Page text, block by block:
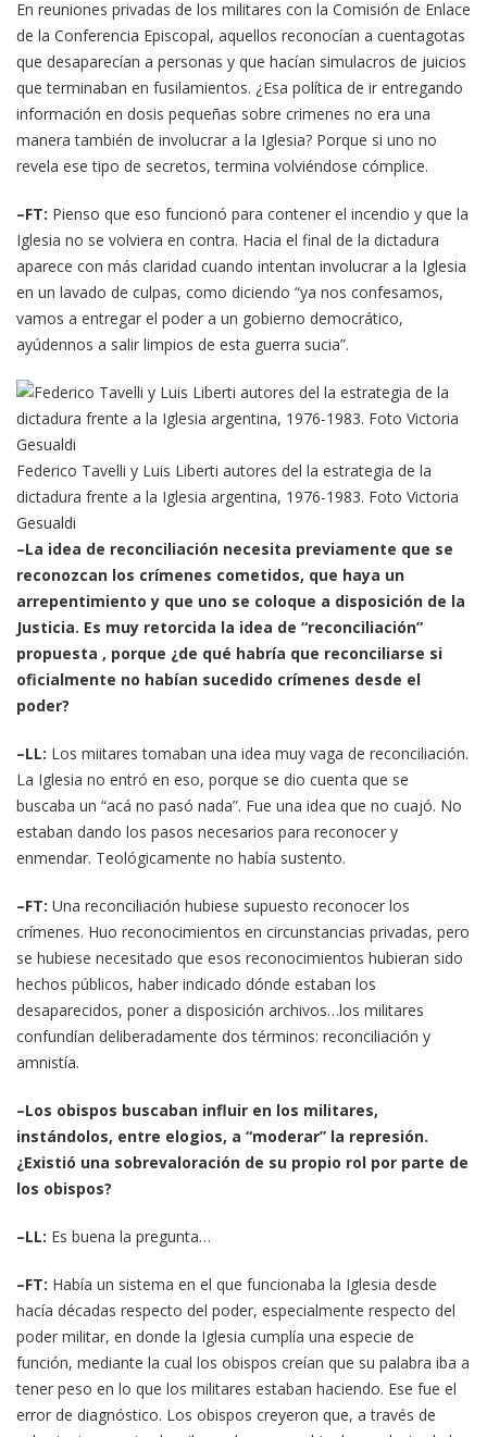
En reuniones privadas de los militares con la Comisión de Enlace
de la Conferencia Episcopal, aquellos reconocían a cuentagotas
que desaparecían a personas y que hacían simulacros de juicios
que terminaban en fusilamientos. ¿Esa política de ir entregando
información en dosis pequeñas sobre crimenes no era una
manera también de involucrar a la Iglesia? Porque si uno no
revela ese tipo de secretos, termina volviéndose cómplice.
–FT: Pienso que eso funcionó para contener el incendio y que la
Iglesia no se volviera en contra. Hacia el final de la dictadura
aparece con más claridad cuando intentan involucrar a la Iglesia
en un lavado de culpas, como diciendo “ya nos confesamos,
vamos a entregar el poder a un gobierno democrático,
ayúdennos a salir limpios de esta guerra sucia”.
Federico Tavelli y Luis Liberti autores del la estrategia de la
dictadura frente a la Iglesia argentina, 1976-1983. Foto Victoria
Gesualdi
–La idea de reconciliación necesita previamente que se
reconozcan los crímenes cometidos, que haya un
arrepentimiento y que uno se coloque a disposición de la
Justicia. Es muy retorcida la idea de “reconciliación”
propuesta , porque ¿de qué habría que reconciliarse si
oficialmente no habían sucedido crímenes desde el
poder?
–LL: Los miitares tomaban una idea muy vaga de reconciliación.
La Iglesia no entró en eso, porque se dio cuenta que se
buscaba un “acá no pasó nada”. Fue una idea que no cuajó. No
estaban dando los pasos necesarios para reconocer y
enmendar. Teológicamente no había sustento.
–FT: Una reconciliación hubiese supuesto reconocer los
crímenes. Huo reconocimientos en circunstancias privadas, pero
se hubiese necesitado que esos reconocimientos hubieran sido
hechos públicos, haber indicado dónde estaban los
desaparecidos, poner a disposición archivos…los militares
confundían deliberadamente dos términos: reconciliación y
amnistía.
–Los obispos buscaban influir en los militares,
instándolos, entre elogios, a “moderar” la represión.
¿Existió una sobrevaloración de su propio rol por parte de
los obispos?
–LL: Es buena la pregunta…
–FT: Había un sistema en el que funcionaba la Iglesia desde
hacía décadas respecto del poder, especialmente respecto del
poder militar, en donde la Iglesia cumplía una especie de
función, mediante la cual los obispos creían que su palabra iba a
tener peso en lo que los militares estaban haciendo. Ese fue el
error de diagnóstico. Los obispos creyeron que, a través de